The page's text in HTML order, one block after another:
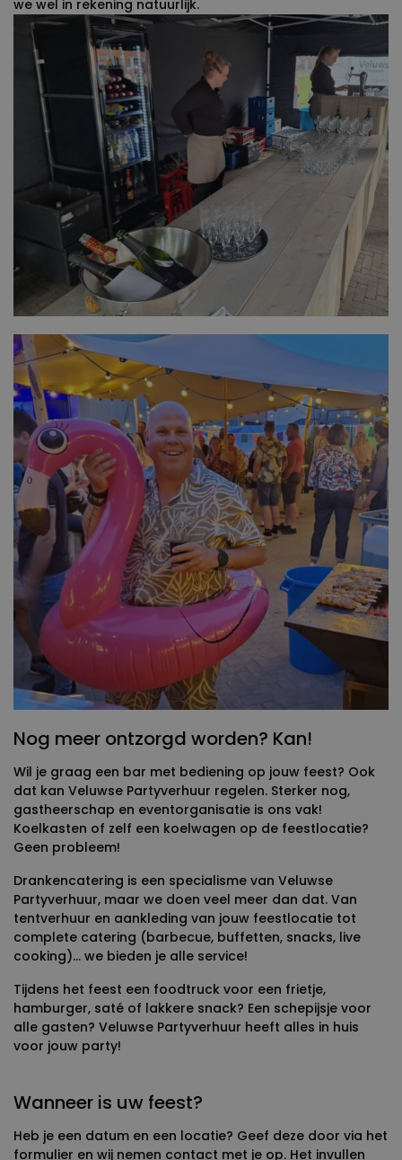
we wel in rekening natuurlijk.
Nog meer ontzorgd worden? Kan!
Wil je graag een bar met bediening op jouw feest? Ook
dat kan Veluwse Partyverhuur regelen. Sterker nog,
gastheerschap en eventorganisatie is ons vak!
Koelkasten of zelf een koelwagen op de feestlocatie?
Geen probleem!
Drankencatering is een specialisme van Veluwse
Partyverhuur, maar we doen veel meer dan dat. Van
tentverhuur en aankleding van jouw feestlocatie tot
complete catering (barbecue, buffetten, snacks, live
cooking)... we bieden je alle service!
Tijdens het feest een foodtruck voor een frietje,
hamburger, saté of lakkere snack? Een schepijsje voor
alle gasten? Veluwse Partyverhuur heeft alles in huis
voor jouw party!
Wanneer is uw feest?
Heb je een datum en een locatie? Geef deze door via het
formulier en wij nemen contact met je op. Het invullen